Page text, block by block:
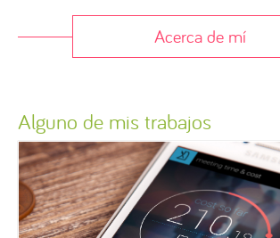
Acerca de mí
Alguno de mis trabajos